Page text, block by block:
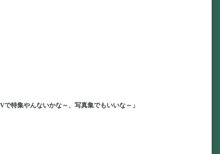
特集やんないかな～、写真集でもいいな～」